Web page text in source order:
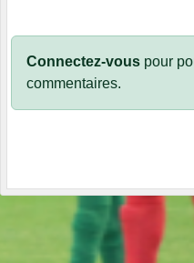
Connectez-vous pour
commentaires.